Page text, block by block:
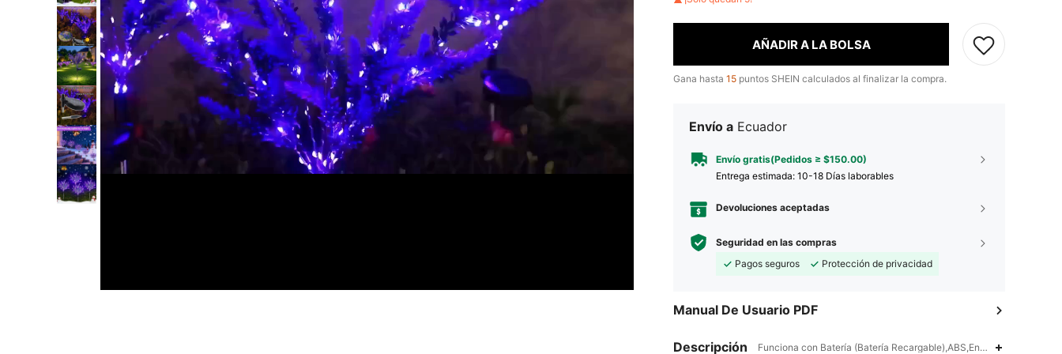
AÑADIR A LA BOLSA
Gana hasta 15 puntos SHEIN calculados al finalizar la compra.
Envío a Ecuador
Envío gratis(Pedidos ≥ $150.00)
Entrega estimada: 10-18 Días laborables
Devoluciones aceptadas
Seguridad en las compras
Pagos seguros
Protección de privacidad
Manual De Usuario PDF
Descripción Funciona con Batería (Batería Recargable),ABS,Energía solar,